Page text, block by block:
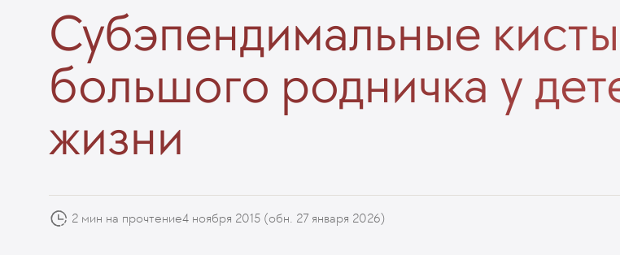
Субэпендимальные
большого родничка у
жизни
2 мин на прочтение4 ноября 2015 (обн. 27 января 2026)